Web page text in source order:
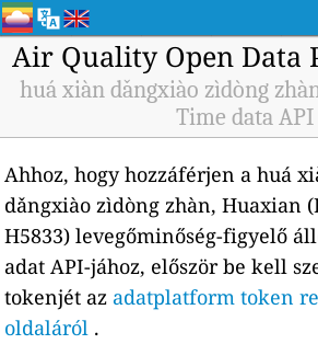
Air Quality Open Data
huá xiàn dǎngxiào zìdòng
Time data API
Ahhoz, hogy hozzáférjen a huá
dǎngxiào zìdòng zhàn, Huaxian
H5833) levegőminőség-figyelő
adat API-jához, először be kell
tokenjét az adatplatform token
oldaláról .